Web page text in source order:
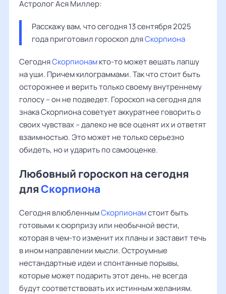
Астролог Ася Миллер:
Расскажу вам, что сегодня 13 сентября 2025
года приготовил гороскоп для Скорпиона
СегодняСкорпионамкто-то может вешать лапшу
на уши. Причем килограммами. Так что стоит быть
осторожнее и верить только своему внутреннему
голосу – он не подведет. Гороскоп на сегодня для
знака Скорпиона советует аккуратнее говорить о
своих чувствах – далеко не все оценят их и ответят
взаимностью. Это может не только серьезно
обидеть, но и ударить по самооценке.
Любовный гороскоп на сегодня
дляСкорпиона
Сегодня влюбленнымСкорпионамстоит быть
готовыми к сюрпризу или необычной вести,
которая в чем-то изменит их планы и заставит течь
в ином направлении мысли. Остроумные
нестандартные идеи и спонтанные порывы,
которые может подарить этот день, не всегда
будут соответствовать их истинным желаниям.